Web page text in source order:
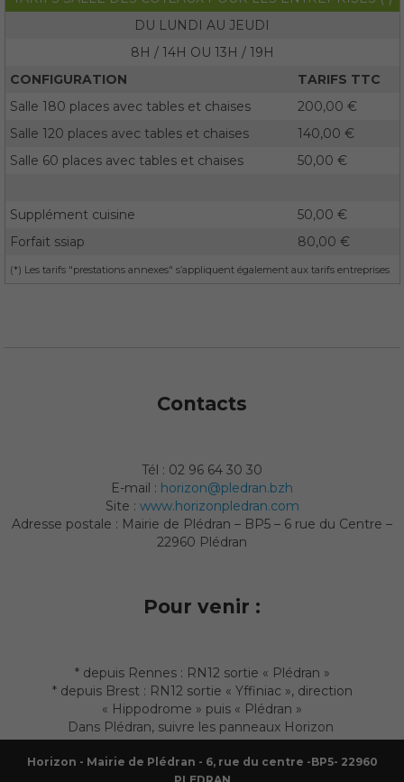
DU LUNDI AU JEUDI
8H / 14H OU 13H / 19H
CONFIGURATION
TARIFS TTC
Salle 180 places avec tables et chaises
200,00 €
Salle 120 places avec tables et chaises
140,00 €
Salle 60 places avec tables et chaises
50,00 €
Supplément cuisine
50,00 €
Forfait ssiap
80,00 €
(*) Les tarifs "prestations annexes" s’appliquent également aux tarifs entreprises
Contacts
Tél : 02 96 64 30 30
E-mail : horizon@pledran.bzh
Site : www.horizonpledran.com
Adresse postale : Mairie de Plédran – BP5 – 6 rue du Centre –
22960 Plédran
Pour venir :
* depuis Rennes : RN12 sortie « Plédran »
* depuis Brest : RN12 sortie « Yffiniac », direction
« Hippodrome » puis « Plédran »
Dans Plédran, suivre les panneaux Horizon
Horizon - Mairie de Plédran - 6, rue du centre -BP5- 22960